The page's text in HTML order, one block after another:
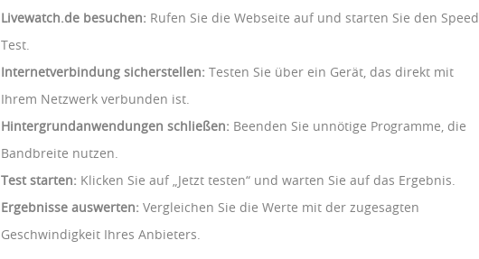
Livewatch.de besuchen: Rufen Sie die Webseite auf und starten Sie den Speed
Test.
Internetverbindung sicherstellen: Testen Sie über ein Gerät, das direkt mit
Ihrem Netzwerk verbunden ist.
Hintergrundanwendungen schließen: Beenden Sie unnötige Programme, die
Bandbreite nutzen.
Test starten: Klicken Sie auf „Jetzt testen“ und warten Sie auf das Ergebnis.
Ergebnisse auswerten: Vergleichen Sie die Werte mit der zugesagten
Geschwindigkeit Ihres Anbieters.